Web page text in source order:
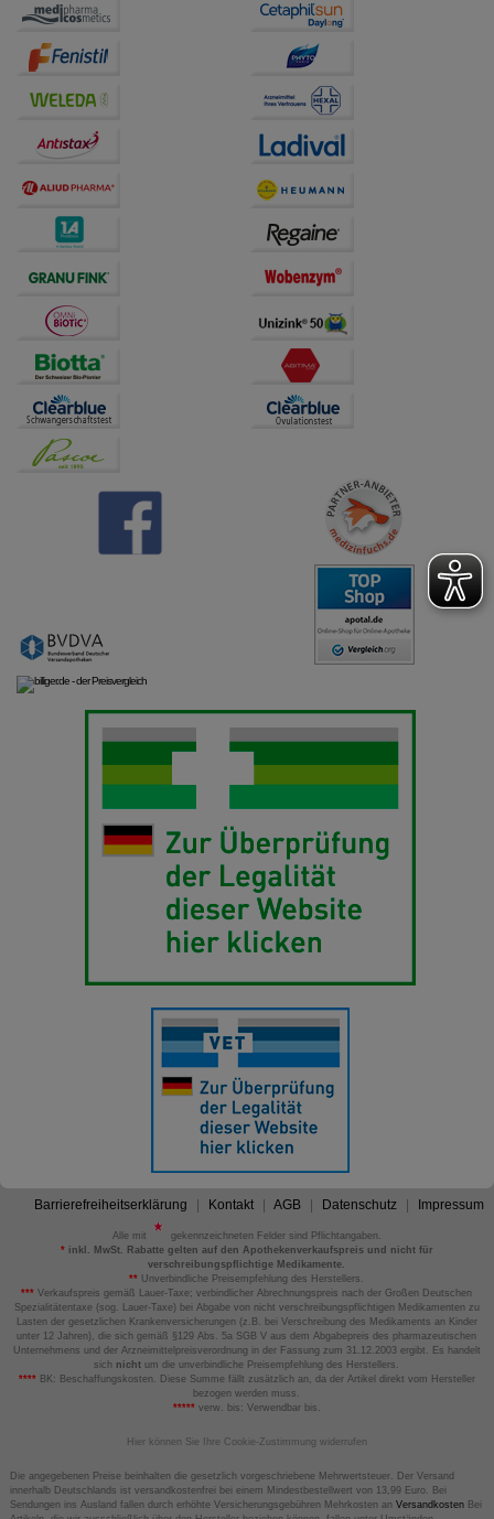
Barrierefreiheitserklärung Kontakt AGB Datenschutz Impressum
Alle mit
gekennzeichneten Felder sind Pflichtangaben.
*inkl. MwSt. Rabatte gelten auf den Apothekenverkaufspreis und nicht für
verschreibungspflichtige Medikamente.
** Unverbindliche Preisempfehlung des Herstellers.
*** Verkaufspreis gemäß Lauer-Taxe; verbindlicher Abrechnungspreis nach der Großen Deutschen
Spezialitätentaxe (sog. Lauer-Taxe) bei Abgabe von nicht verschreibungspflichtigen Medikamenten zu
Lasten der gesetzlichen Krankenversicherungen (z.B. bei Verschreibung des Medikaments an Kinder
unter 12 Jahren), die sich gemäß §129 Abs. 5a SGB V aus dem Abgabepreis des pharmazeutischen
Unternehmens und der Arzneimittelpreisverordnung in der Fassung zum 31.12.2003 ergibt. Es handelt
sich nicht um die unverbindliche Preisempfehlung des Herstellers.
****BK: Beschaffungskosten. Diese Summe fällt zusätzlich an, da der Artikel direkt vom Hersteller
bezogen werden muss.
*****verw. bis: Verwendbar bis.
Hier können Sie Ihre Cookie-Zustimmung widerrufen
Die angegebenen Preise beinhalten die gesetzlich vorgeschriebene Mehrwertsteuer. Der Versand
innerhalb Deutschlands ist versandkostenfrei bei einem Mindestbestellwert von 13,99 Euro. Bei
Sendungen ins Ausland fallen durch erhöhte Versicherungsgebühren Mehrkosten an VersandkostenBei